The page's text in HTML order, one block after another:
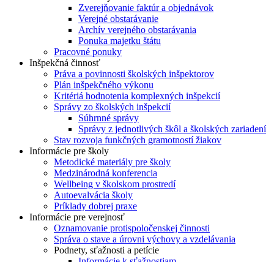
Zverejňovanie faktúr a objednávok
Verejné obstarávanie
Archív verejného obstarávania
Ponuka majetku štátu
Pracovné ponuky
Inšpekčná činnosť
Práva a povinnosti školských inšpektorov
Plán inšpekčného výkonu
Kritériá hodnotenia komplexných inšpekcií
Správy zo školských inšpekcií
Súhrnné správy
Správy z jednotlivých škôl a školských zariadení
Stav rozvoja funkčných gramotností žiakov
Informácie pre školy
Metodické materiály pre školy
Medzinárodná konferencia
Wellbeing v školskom prostredí
Autoevalvácia školy
Príklady dobrej praxe
Informácie pre verejnosť
Oznamovanie protispoločenskej činnosti
Správa o stave a úrovni výchovy a vzdelávania
Podnety, sťažnosti a petície